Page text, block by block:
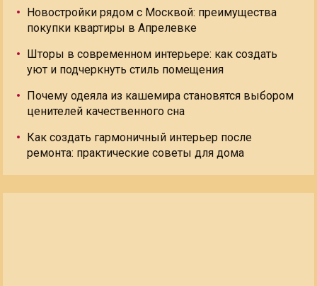
Новостройки рядом с Москвой: преимущества
покупки квартиры в Апрелевке
Шторы в современном интерьере: как создать
уют и подчеркнуть стиль помещения
Почему одеяла из кашемира становятся выбором
ценителей качественного сна
Как создать гармоничный интерьер после
ремонта: практические советы для дома